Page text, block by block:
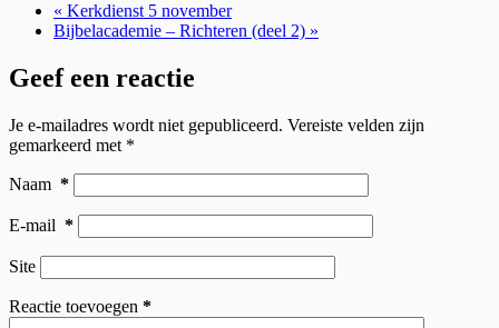
« Kerkdienst 5 november
Bijbelacademie – Richteren (deel 2) »
Geef een reactie
Je e-mailadres wordt niet gepubliceerd. Vereiste velden zijn
gemarkeerd met *
Naam *
E-mail *
Site
Reactie toevoegen *